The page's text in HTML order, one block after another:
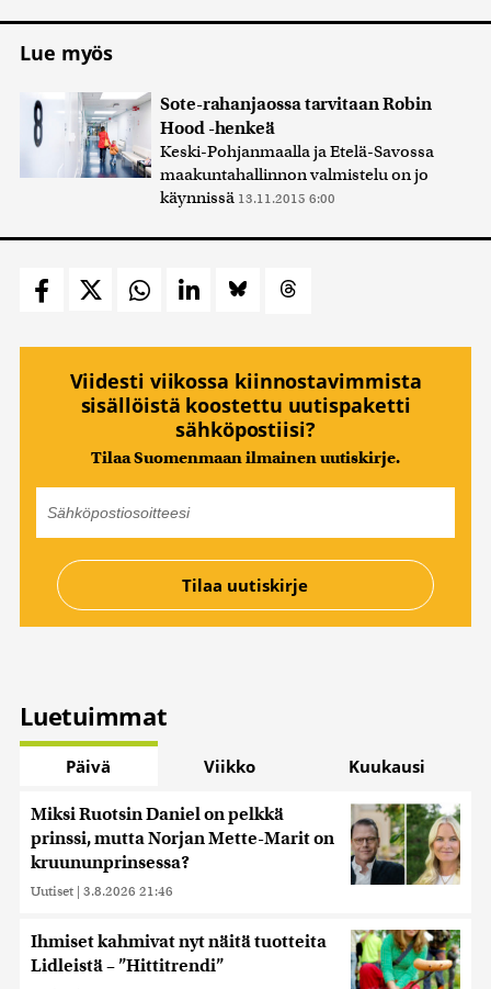
Lue myös
Sote-rahanjaossa tarvitaan Robin
Hood -henkeä
Keski-Pohjanmaalla ja Etelä-Savossa
maakuntahallinnon valmistelu on jo
käynnissä 13.11.2015 6:00
Viidesti viikossa kiinnostavimmista
sisällöistä koostettu uutispaketti
sähköpostiisi?
Tilaa Suomenmaan ilmainen uutiskirje.
Luetuimmat
Päivä Viikko Kuukausi
Miksi Ruotsin Daniel on pelkkä
prinssi, mutta Norjan Mette-Marit on
kruununprinsessa?
Uutiset | 3.8.2026 21:46
Ihmiset kahmivat nyt näitä tuotteita
Lidleistä – ”Hittitrendi”